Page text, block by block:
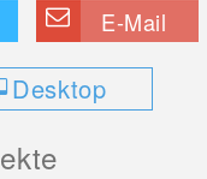
E-Mail
Desktop